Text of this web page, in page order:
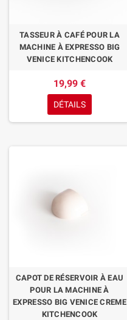
TASSEUR À CAFÉ POUR LA
MACHINE À EXPRESSO BIG
VENICE KITCHENCOOK
19,99 €
DÉTAILS
CAPOT DE RÉSERVOIR À EAU
POUR LA MACHINE À
EXPRESSO BIG VENICE CREME
KITCHENCOOK